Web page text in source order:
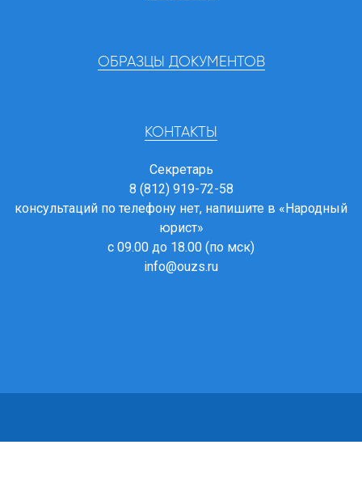
ОБРАЗЦЫ ДОКУМЕНТОВ
КОНТАКТЫ
Секретарь
8 (812) 919-72-58
консультаций по телефону нет, напишите в «Народный
юрист»
с 09.00 до 18.00 (по мск)
info@ouzs.ru